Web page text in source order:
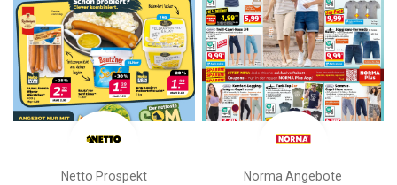
Netto Prospekt Norma Angebote